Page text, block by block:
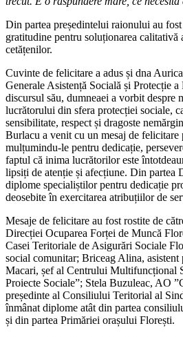
Din partea președintelui raionului au
gratitudine pentru soluționarea calitativă
cetățenilor.
Cuvinte de felicitare a adus și dna
Generale Asistență Socială și Protecție
discursul său, dumneaei a vorbit despre
lucrătorului din sfera protecției sociale,
sensibilitate, respect și dragoste
Burlacu a venit cu un mesaj de
mulțumindu-le pentru dedicație,
faptul că inima lucrătorilor este
lipsiți de atenție și afecțiune. Din partea
diplome specialiștilor pentru dedicație
deosebite în exercitarea atribuțiilor de
Mesaje de felicitare au fost rostite de
Direcției Ocuparea Forței de Muncă
Casei Teritoriale de Asigurări Sociale
social comunitar; Briceag Alina,
Macari, șef al Centrului Multifuncțional
Proiecte Sociale”; Stela Buzuleac, AO
președinte al Consiliului Teritorial al
înmânat diplome atât din partea
și din partea Primăriei orașului Florești.